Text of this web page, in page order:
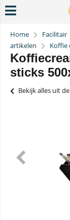
Home Facilitair
artikelen
Koffie
sticks
Bekijk alles uit